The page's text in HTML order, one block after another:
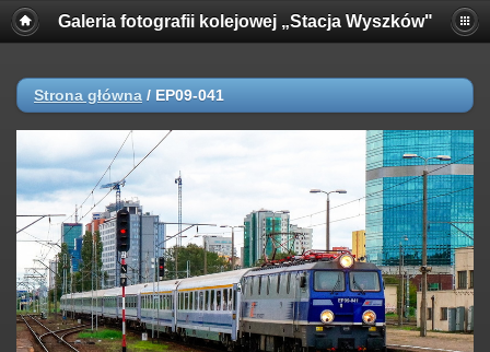
Galeria fotografii kolejowej „Stacja Wyszków"
Strona główna / EP09-041